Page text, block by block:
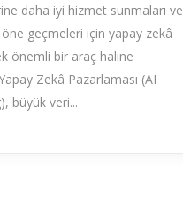
daha iyi hizmet sunmaları ve
geçmeleri için yapay zekâ
önemli bir araç haline
Zekâ Pazarlaması (AI
büyük veri...